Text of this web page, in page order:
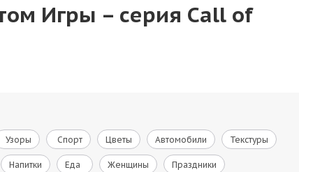
Игры – cерия Call of
Узоры Спорт Цветы Автомобили Текстуры
Напитки Еда Женщины Праздники